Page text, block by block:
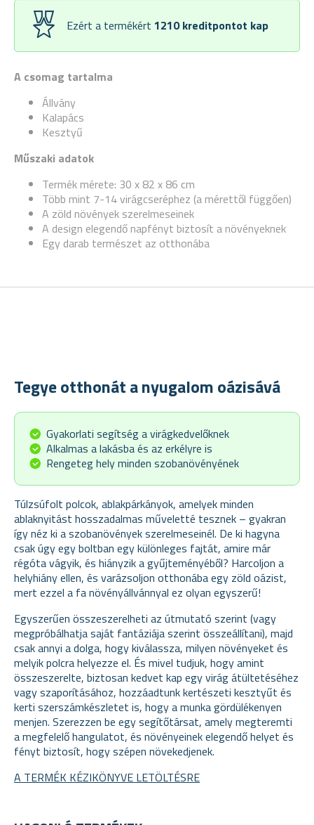
A csomag tartalma
Állvány
Kalapács
Kesztyű
Műszaki adatok
Termék mérete: 30 x 82 x 86 cm
Több mint 7-14 virágcseréphez (a mérettől függően)
A zöld növények szerelmeseinek
A design elegendő napfényt biztosít a növényeknek
Egy darab természet az otthonába
Ezért a termékért 1210 kreditpontot kap
Tegye otthonát a nyugalom oázisává
Gyakorlati segítség a virágkedvelőknek
Alkalmas a lakásba és az erkélyre is
Rengeteg hely minden szobanövényének
Túlzsúfolt polcok, ablakpárkányok, amelyek minden
ablaknyitást hosszadalmas műveletté tesznek – gyakran
így néz ki a szobanövények szerelmeseinél. De ki hagyna
csak úgy egy boltban egy különleges fajtát, amire már
régóta vágyik, és hiányzik a gyűjteményéből? Harcoljon a
helyhiány ellen, és varázsoljon otthonába egy zöld oázist,
mert ezzel a fa növényállvánnyal ez olyan egyszerű!
Egyszerűen összeszerelheti az útmutató szerint (vagy
megpróbálhatja saját fantáziája szerint összeállítani), majd
csak annyi a dolga, hogy kiválassza, milyen növényeket és
melyik polcra helyezze el. És mivel tudjuk, hogy amint
összeszerelte, biztosan kedvet kap egy virág átültetéséhez
vagy szaporításához, hozzáadtunk kertészeti kesztyűt és
kerti szerszámkészletet is, hogy a munka gördülékenyen
menjen. Szerezzen be egy segítőtársat, amely megteremti
a megfelelő hangulatot, és növényeinek elegendő helyet és
fényt biztosít, hogy szépen növekedjenek.
A TERMÉK KÉZIKÖNYVE LETÖLTÉSRE